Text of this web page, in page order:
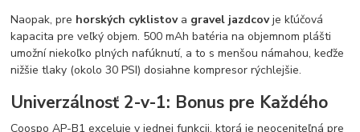
Naopak, pre horských cyklistova gravel jazdcovje kľúčová
kapacita pre veľký objem. 500 mAh batéria na objemnom plášti
umožní niekoľko plných nafúknutí, a to s menšou námahou, keďže
nižšie tlaky (okolo 30 PSI) dosiahne kompresor rýchlejšie.
Univerzálnosť 2-v-1: Bonus pre Každého
Coospo AP-B1 exceluje v jednej funkcii, ktorá je neoceniteľná pre